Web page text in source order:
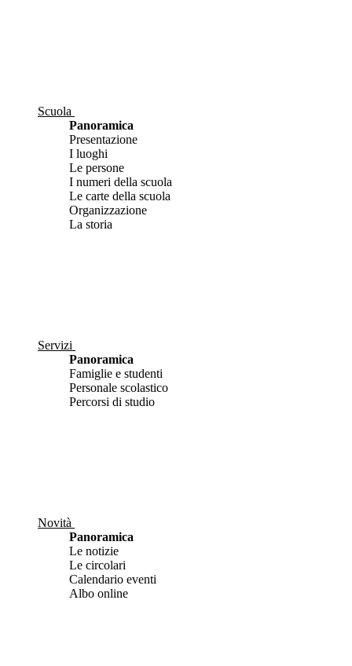
Scuola
Panoramica
Presentazione
I luoghi
Le persone
I numeri della scuola
Le carte della scuola
Organizzazione
La storia
Servizi
Panoramica
Famiglie e studenti
Personale scolastico
Percorsi di studio
Novità
Panoramica
Le notizie
Le circolari
Calendario eventi
Albo online